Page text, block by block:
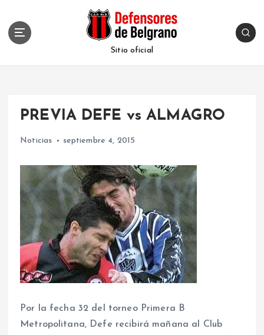
Sitio oficial
PREVIA DEFE vs ALMAGRO
Noticias septiembre 4, 2015
Por la fecha 32 del torneo Primera B
Metropolitana, Defe recibirá mañana al Club